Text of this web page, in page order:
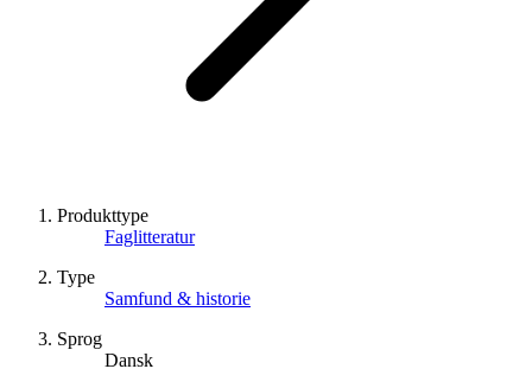
Produkttype
Faglitteratur
Type
Samfund & historie
Sprog
Dansk